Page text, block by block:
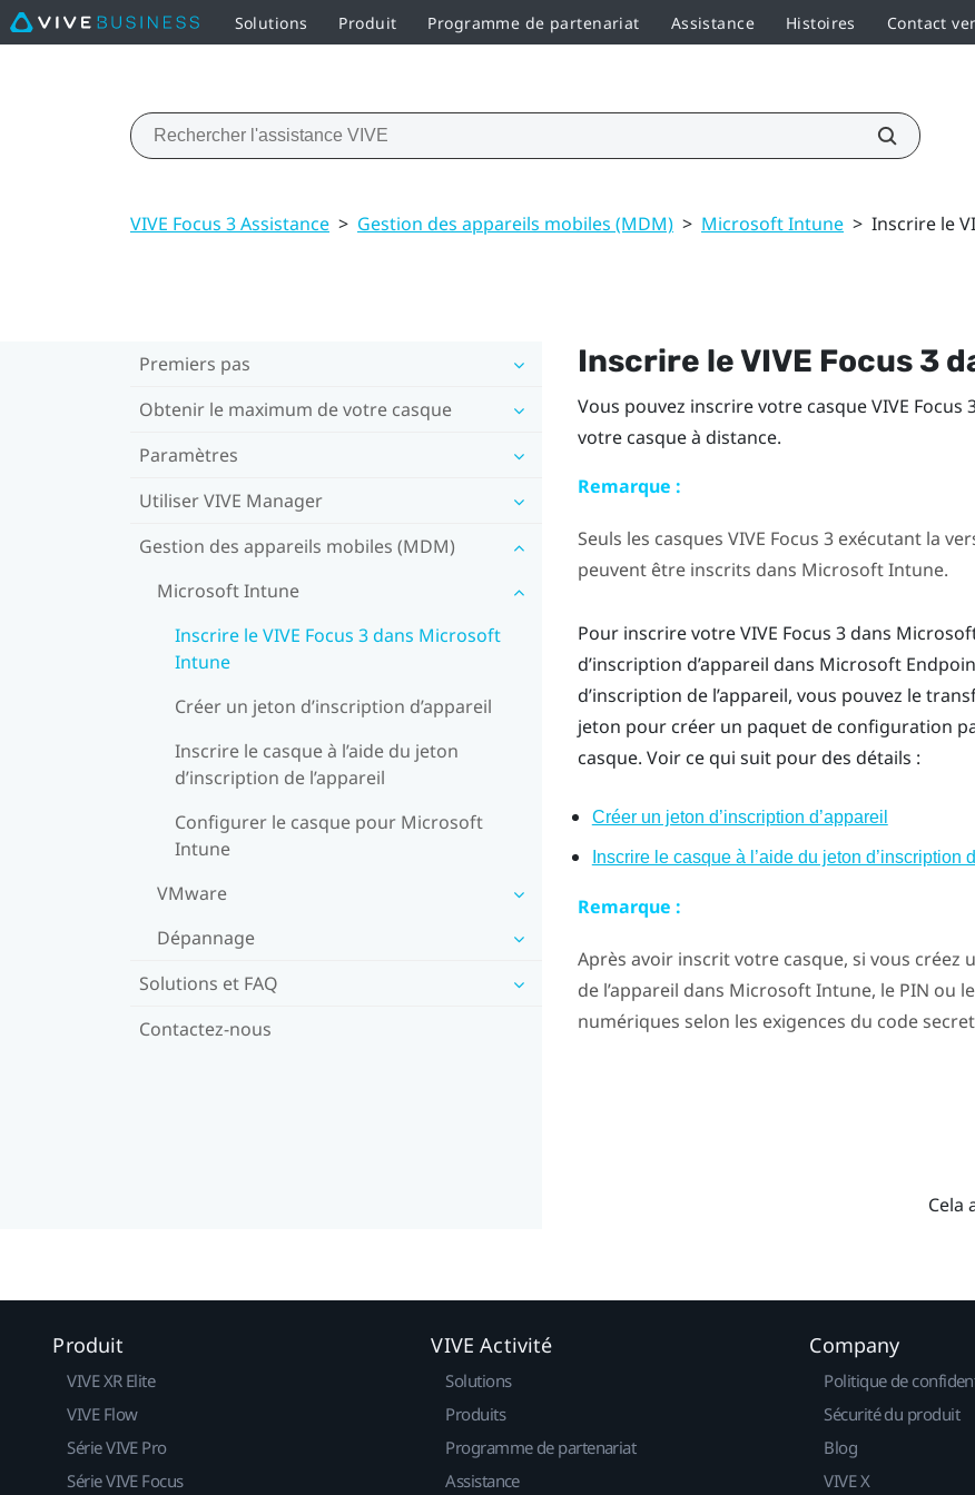
Solutions Produit Programme de partenariat Assistance Histoires Contact
VIVE Focus 3 Assistance > Gestion des appareils mobiles (MDM) > Microsoft Intune > Inscrire le
Premiers pas
Obtenir le maximum de votre casque
Paramètres
Utiliser VIVE Manager
Gestion des appareils mobiles (MDM)
Microsoft Intune
Inscrire le VIVE Focus 3 dans Microsoft
Intune
Créer un jeton d’inscription d’appareil
Inscrire le casque à l’aide du jeton
d’inscription de l’appareil
Configurer le casque pour Microsoft
Intune
VMware
Dépannage
Solutions et FAQ
Contactez-nous
Inscrire leVIVE Focus 3
Vous pouvez inscrire votre casqueVIVE Focus
votre casque à distance.
Remarque :
Seuls les casques VIVE Focus 3exécutant la
peuvent être inscrits dans Microsoft Intune.
Pour inscrire votreVIVE Focus 3dans
d’inscription d’appareil dans Microsoft
d’inscription de l’appareil, vous pouvez le
jeton pour créer un paquet de configuration
casque. Voir ce qui suit pour des détails :
Créer un jeton d’inscription d’appareil
Inscrire le casque à l’aide du jeton d’inscription
Remarque :
Après avoir inscrit votre casque, si vous créez
de l’appareil dans Microsoft Intune, le PIN ou
numériques selon les exigences du code
Cela
Produit
VIVE XR Elite
VIVE Flow
Série VIVE Pro
Série VIVE Focus
VIVE Activité
Solutions
Produits
Programme de partenariat
Assistance
Company
Politique de
Sécurité du produit
Blog
VIVE X